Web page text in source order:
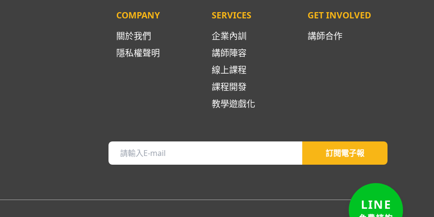
LINE
COMPANY
關於我們
隱私權聲明
SERVICES
企業內訓
講師陣容
線上課程
課程開發
教學遊戲化
GET INVOLVED
講師合作
訂閱電子報